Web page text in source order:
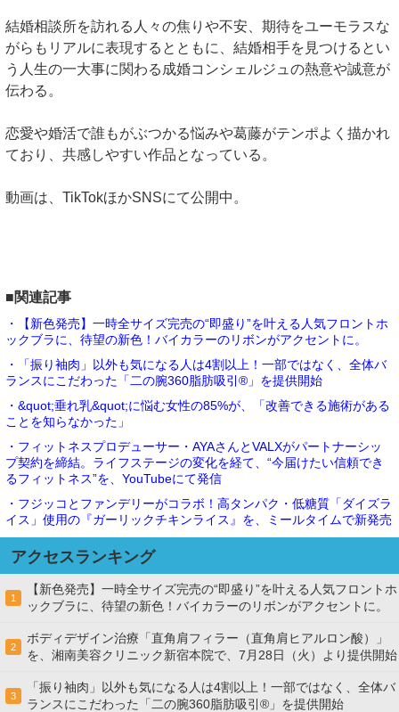
結婚相談所を訪れる人々の焦りや不安、期待をユーモラスな
がらもリアルに表現するとともに、結婚相手を見つけるとい
う人生の一大事に関わる成婚コンシェルジュの熱意や誠意が
伝わる。
恋愛や婚活で誰もがぶつかる悩みや葛藤がテンポよく描かれ
ており、共感しやすい作品となっている。
動画は、TikTokほかSNSにて公開中。
■関連記事
・【新色発売】一時全サイズ完売の“即盛り”を叶える人気フロントホ
ックブラに、待望の新色！バイカラーのリボンがアクセントに。
・「振り袖肉」以外も気になる人は4割以上！一部ではなく、全体バ
ランスにこだわった「二の腕360脂肪吸引®」を提供開始
・&quot;垂れ乳&quot;に悩む女性の85%が、「改善できる施術がある
ことを知らなかった」
・フィットネスプロデューサー・AYAさんとVALXがパートナーシッ
プ契約を締結。ライフステージの変化を経て、“今届けたい信頼でき
るフィットネス”を、YouTubeにて発信
・フジッコとファンデリーがコラボ！高タンパク・低糖質「ダイズラ
イス」使用の『ガーリックチキンライス』を、ミールタイムで新発売
アクセスランキング
1
【新色発売】一時全サイズ完売の“即盛り”を叶える人気フロントホ
ックブラに、待望の新色！バイカラーのリボンがアクセントに。
2
ボディデザイン治療「直角肩フィラー（直角肩ヒアルロン酸）」
を、湘南美容クリニック新宿本院で、7月28日（火）より提供開始
3
「振り袖肉」以外も気になる人は4割以上！一部ではなく、全体バ
ランスにこだわった「二の腕360脂肪吸引®」を提供開始